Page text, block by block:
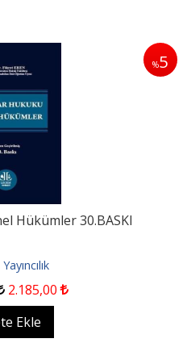
%5
Hükümler 30.BASKI
2.185,00
Ekle